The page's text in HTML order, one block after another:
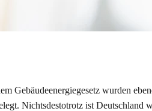
Gebäudeenergiegesetz wurden
Nichtsdestotrotz ist Deutschland